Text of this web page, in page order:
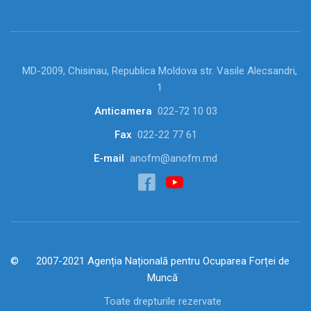
MD-2009, Chisinau, Republica Moldova str. Vasile Alecsandri,
1
Anticamera 022-72 10 03
Fax 022-22 77 61
E-mail anofm@anofm.md
2007-2021 Agenția Națională pentru Ocuparea Forței de
Muncă
Toate drepturile rezervate